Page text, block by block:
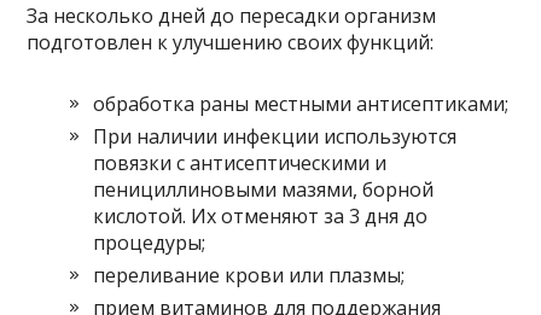
За несколько дней до пересадки организм
подготовлен к улучшению своих функций:
обработка раны местными антисептиками;
При наличии инфекции используются
повязки с антисептическими и
пенициллиновыми мазями, борной
кислотой. Их отменяют за 3 дня до
процедуры;
переливание крови или плазмы;
прием витаминов для поддержания